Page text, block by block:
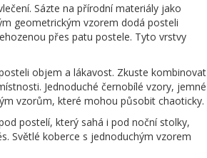
Sázte na přírodní materiály jako
geometrickým vzorem dodá posteli
přes patu postele. Tyto vrstvy
objem a lákavost. Zkuste kombinovat
Jednoduché černobílé vzory, jemné
vzorům, které mohou působit chaoticky.
postelí, který sahá i pod noční stolky,
Světlé koberce s jednoduchým vzorem